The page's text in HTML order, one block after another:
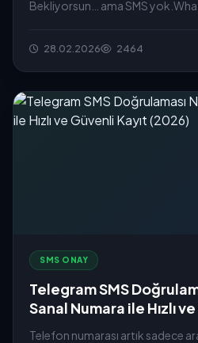
Bekliyorsun… ama SMS
28.02.2026 2464
SMS ONAY
Telegram SMS
Sanal Numara ile Hızlı
(2026)
Telefon numarası artık sadece